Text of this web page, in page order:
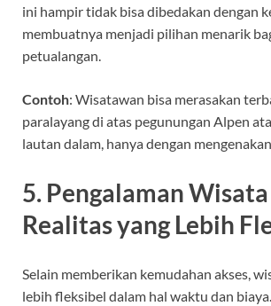
ini hampir tidak bisa dibedakan dengan
membuatnya menjadi pilihan menarik
petualangan.
Contoh: Wisatawan bisa merasakan
paralayang di atas pegunungan Alpen
lautan dalam, hanya dengan
5. Pengalaman
Realitas yang Lebih
Selain memberikan kemudahan akses,
lebih fleksibel dalam hal waktu dan